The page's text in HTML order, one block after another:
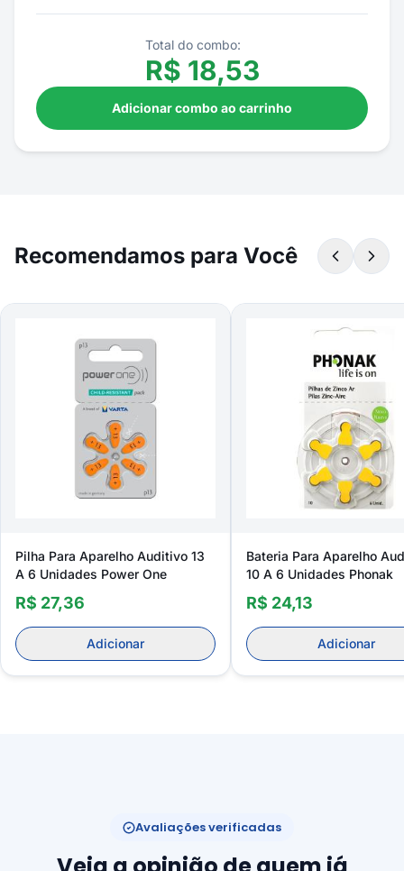
Total do combo:
R$ 18,53
Adicionar combo ao carrinho
Recomendamos para Você
Pilha Para Aparelho Auditivo 13
A 6 Unidades Power One
R$ 27,36
Adicionar
Bateria Para Aparelho
10 A 6 Unidades Phonak
R$ 24,13
Adicionar
Avaliações verificadas